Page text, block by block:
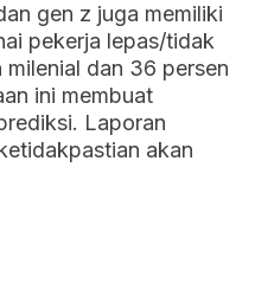
gen z juga memiliki
pekerja lepas/tidak
dan 36 persen
ini membuat
Laporan
akan